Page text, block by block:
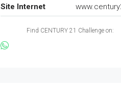
Site Internet
Find CENTURY 21 Challenge on: